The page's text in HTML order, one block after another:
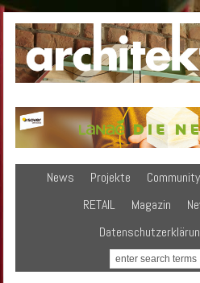
News Projekte
RETAIL
Magazin